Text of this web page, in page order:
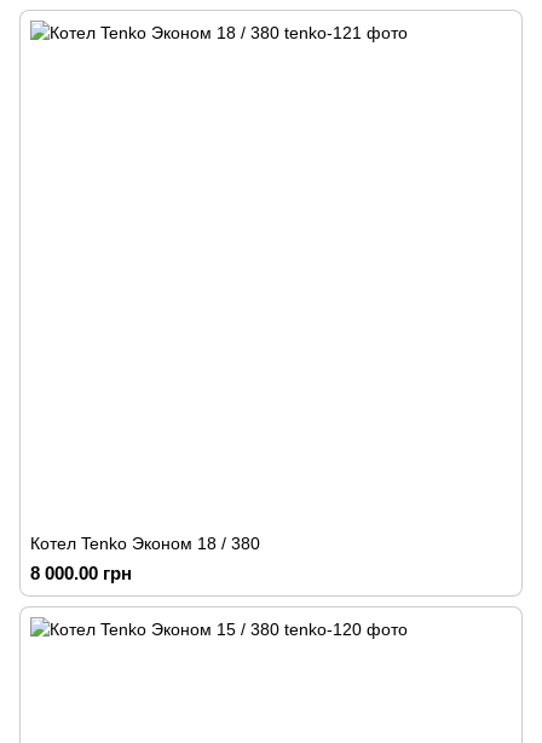
Котел Tenko Эконом 18 / 380
8 000.00 грн